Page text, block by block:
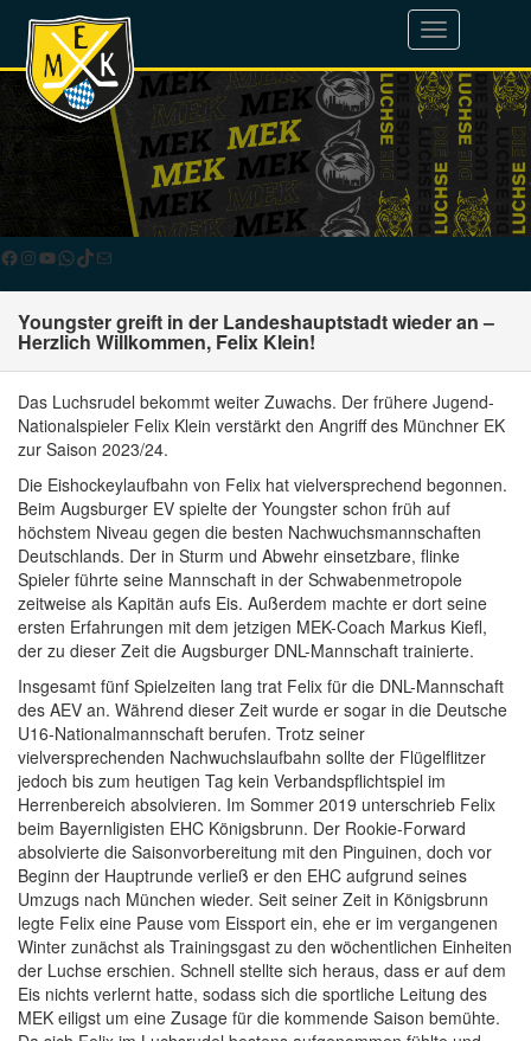
Toggle
navigation
Facebook
Instagram
YouTube
WhatsApp
TikTok
E-Mail
Youngster greift in der Landeshauptstadt wieder an –
Herzlich Willkommen, Felix Klein!
Das Luchsrudel bekommt weiter Zuwachs. Der frühere Jugend-
Nationalspieler Felix Klein verstärkt den Angriff des Münchner EK
zur Saison 2023/24.
Die Eishockeylaufbahn von Felix hat vielversprechend begonnen.
Beim Augsburger EV spielte der Youngster schon früh auf
höchstem Niveau gegen die besten Nachwuchsmannschaften
Deutschlands. Der in Sturm und Abwehr einsetzbare, flinke
Spieler führte seine Mannschaft in der Schwabenmetropole
zeitweise als Kapitän aufs Eis. Außerdem machte er dort seine
ersten Erfahrungen mit dem jetzigen MEK-Coach Markus Kiefl,
der zu dieser Zeit die Augsburger DNL-Mannschaft trainierte.
Insgesamt fünf Spielzeiten lang trat Felix für die DNL-Mannschaft
des AEV an. Während dieser Zeit wurde er sogar in die Deutsche
U16-Nationalmannschaft berufen. Trotz seiner
vielversprechenden Nachwuchslaufbahn sollte der Flügelflitzer
jedoch bis zum heutigen Tag kein Verbandspflichtspiel im
Herrenbereich absolvieren. Im Sommer 2019 unterschrieb Felix
beim Bayernligisten EHC Königsbrunn. Der Rookie-Forward
absolvierte die Saisonvorbereitung mit den Pinguinen, doch vor
Beginn der Hauptrunde verließ er den EHC aufgrund seines
Umzugs nach München wieder. Seit seiner Zeit in Königsbrunn
legte Felix eine Pause vom Eissport ein, ehe er im vergangenen
Winter zunächst als Trainingsgast zu den wöchentlichen Einheiten
der Luchse erschien. Schnell stellte sich heraus, dass er auf dem
Eis nichts verlernt hatte, sodass sich die sportliche Leitung des
MEK eiligst um eine Zusage für die kommende Saison bemühte.